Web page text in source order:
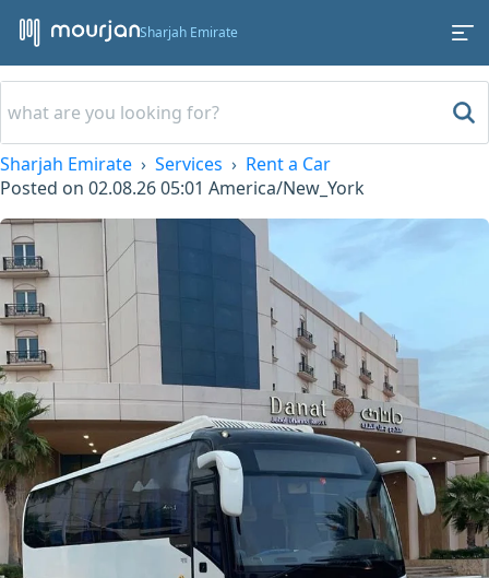
Sharjah Emirate
Sharjah Emirate Services
Rent a Car
Posted on 02.08.26 05:01 America/New_York